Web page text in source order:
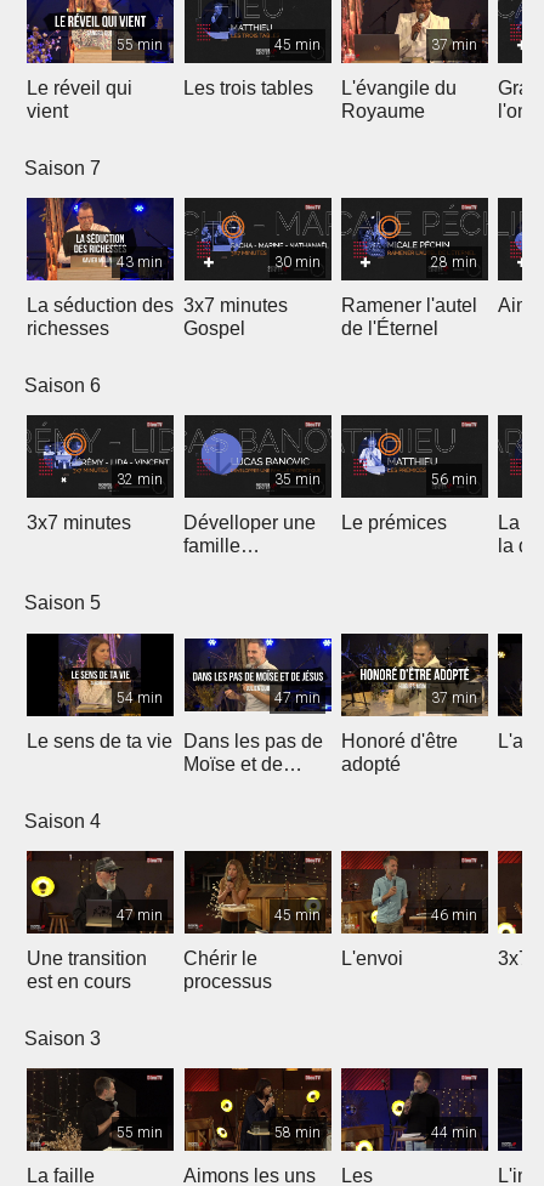
55 min
Le réveil qui
vient
45 min
Les trois tables
37 min
L'évangile du
Royaume
Saison 7
43 min
La séduction des
richesses
30 min
3x7 minutes
Gospel
28 min
Ramener l'autel
de l'Éternel
Saison 6
32 min
3x7 minutes
35 min
Dévelloper une
famille
56 min
Le prémices
La
la
Saison 5
54 min
Le sens de ta vie
47 min
Dans les pas de
Moïse et de
37 min
Honoré d'être
adopté
Saison 4
47 min
Une transition
est en cours
45 min
Chérir le
processus
46 min
L'envoi 3x7
Saison 3
55 min
La faille
58 min
Aimons les uns
44 min
Les